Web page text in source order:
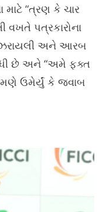
માટે “ત્રણ કે ચાર
વખતે પત્રકારોના
અને આરબ
છે અને “અમે ફક્ત
ઉમેર્યું કે જવાબ